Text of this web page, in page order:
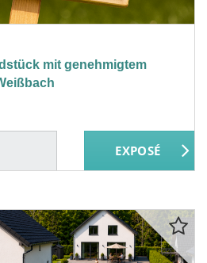
mit genehmigtem